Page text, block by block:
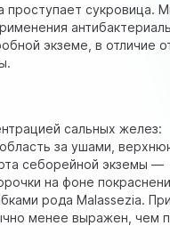
проступает сукровица.
экземе, в отличие
сальных желез:
за ушами,
себорейной экземы —
на фоне
рода Malassezia.
менее выражен, чем